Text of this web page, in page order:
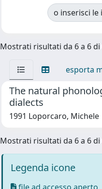
o inserisci le
Mostrati risultati da 6 a 6 di
esporta
The natural
dialects
1991 Loporcaro, Michele
Mostrati risultati da 6 a 6 di
Legenda icone